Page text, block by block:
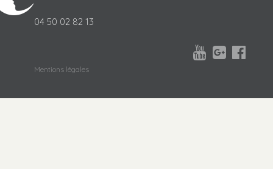
04 50 02 82 13



Mentions légales